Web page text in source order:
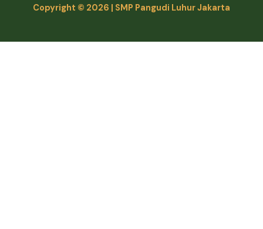
Copyright © 2026 | SMP Pangudi Luhur Jakarta